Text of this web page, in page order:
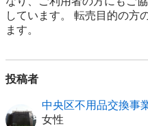
しています。 転売目的の方
ます。
投稿者
中央区不用品交換事
女性